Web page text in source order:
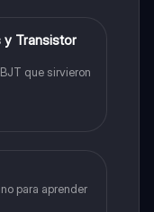
y Transistor
que sirvieron
para aprender